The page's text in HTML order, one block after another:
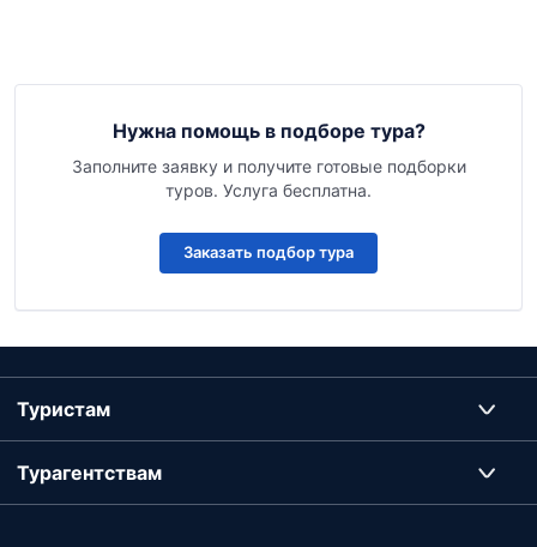
Нужна помощь в подборе тура?
Заполните заявку и получите готовые подборки
туров. Услуга бесплатна.
Заказать подбор тура
Туристам
Турагентствам